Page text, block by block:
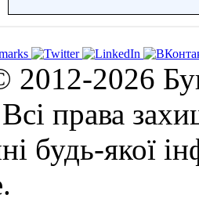
2026
права
будь-якої